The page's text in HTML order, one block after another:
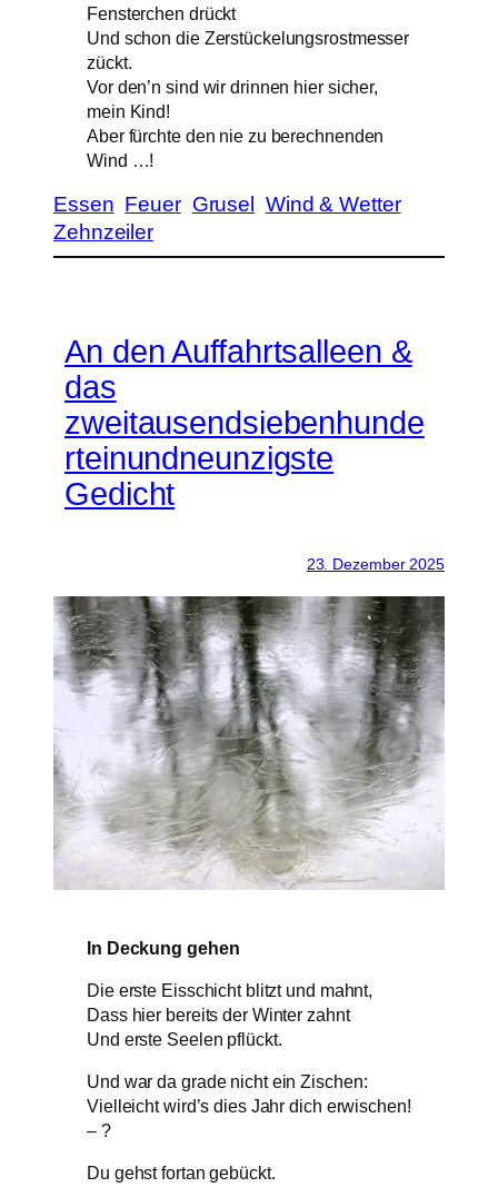
Fensterchen drückt
Und schon die Zerstückelungsrostmesser
zückt.
Vor den’n sind wir drinnen hier sicher,
mein Kind!
Aber fürchte den nie zu berechnenden
Wind …!
Essen Feuer Grusel Wind & Wetter
Zehnzeiler
An den Auffahrtsalleen &
das
zweitausendsiebenhunde
rteinundneunzigste
Gedicht
23. Dezember 2025
In Deckung gehen
Die erste Eisschicht blitzt und mahnt,
Dass hier bereits der Winter zahnt
Und erste Seelen pflückt.
Und war da grade nicht ein Zischen:
Vielleicht wird’s dies Jahr dich erwischen!
– ?
Du gehst fortan gebückt.